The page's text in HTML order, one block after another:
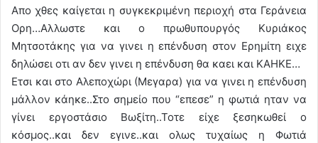
Απο χθες καίγεται η συγκεκριμένη περιοχή στα Γεράνεια
Ορη…Αλλωστε και ο πρωθυπουργός Κυριάκος
Μητσοτάκης για να γινει η επένδυση στον Ερημίτη ειχε
δηλώσει οτι αν δεν γινει η επένδυση θα καει και ΚΑΗΚΕ…
Ετσι και στο Αλεποχώρι (Μεγαρα) για να γινει η επένδυση
μάλλον κάηκε..Στο σημείο που “επεσε” η φωτιά ηταν να
γίνει εργοστάσιο Βωξίτη..Τοτε είχε ξεσηκωθεί ο
κόσμος..και δεν εγινε..και ολως τυχαίως η Φωτιά